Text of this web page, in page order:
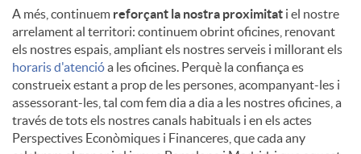
A més, continuem reforçant la nostra proximitat i el nostre
arrelament al territori: continuem obrint oficines, renovant
els nostres espais, ampliant els nostres serveis i millorant els
horaris d'atencióa les oficines. Perquè la confiança es
construeix estant a prop de les persones, acompanyant-les i
assessorant-les, tal com fem dia a dia a les nostres oficines, a
través de tots els nostres canals habituals i en els actes
Perspectives Econòmiques i Financeres, que cada any